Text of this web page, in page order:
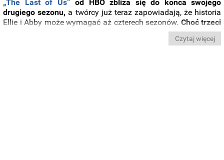
„The Lastof Us”od HBOzbliża siędo końcaswojego
drugiegosezonu, a twórcy już teraz zapowiadają,że historia
Ellie iAbby możewymagać aż czterech sezonów. Choćtrzeci
przedpremierą
żezakończenie
Czytaj więcej